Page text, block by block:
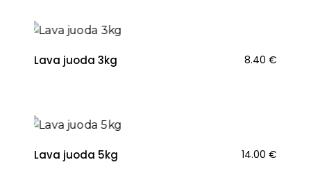
Lava juoda 3kg 8.40 €
Lava juoda 5kg 14.00 €